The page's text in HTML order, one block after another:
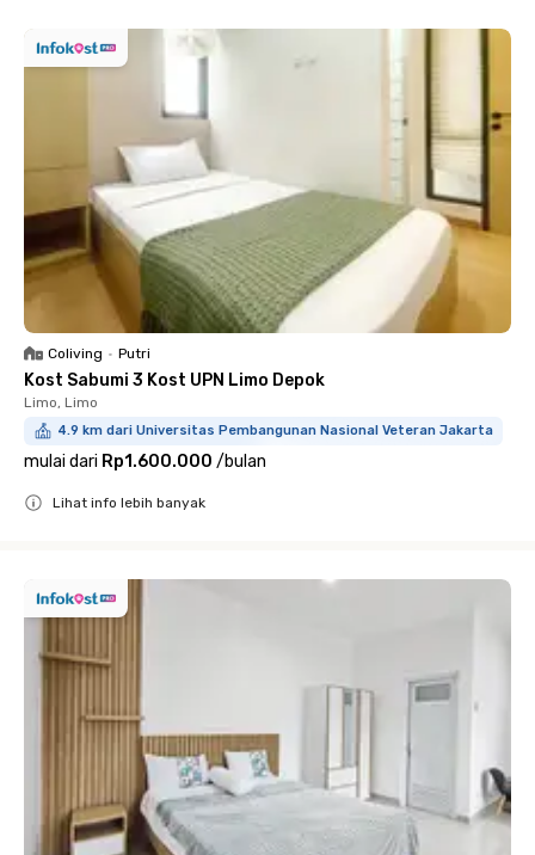
Coliving • Putri
Kost Sabumi 3 Kost UPN Limo Depok
Limo, Limo
4.9 km dari Universitas Pembangunan Nasional Veteran Jakarta
mulai dari Rp1.600.000 /bulan
Lihat info lebih banyak